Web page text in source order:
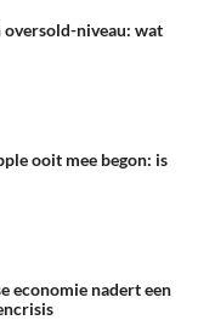
niveau: wat
ooit mee begon: is
economie nadert een